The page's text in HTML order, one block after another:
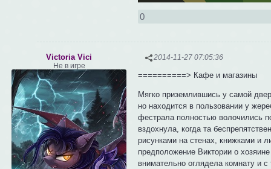
0
2014-11-27 07:05:36
Victoria Vici
Не в игре
==========> Кафе и магазины
Мягко приземлившись у самой
но находится в пользовании у
фестрала полностью волочились
вздохнула, когда та
рисунками на стенах, книжками и
предположение Виктории о
внимательно оглядела комнату и